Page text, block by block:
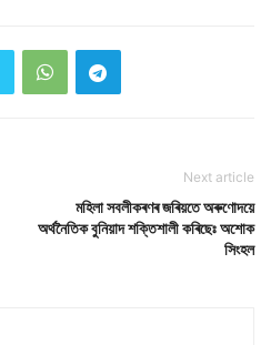
Next article
মহিলা সবলীকৰণৰ জৰিয়তে অৰুণোদয়ে
অৰ্থনৈতিক বুনিয়াদ শক্তিশালী কৰিছেঃ অশোক
সিংহল